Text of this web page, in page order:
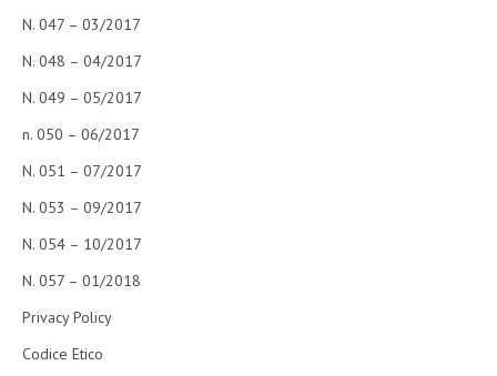
N. 047 – 03/2017
N. 048 – 04/2017
N. 049 – 05/2017
n. 050 – 06/2017
N. 051 – 07/2017
N. 053 – 09/2017
N. 054 – 10/2017
N. 057 – 01/2018
Privacy Policy
Codice Etico